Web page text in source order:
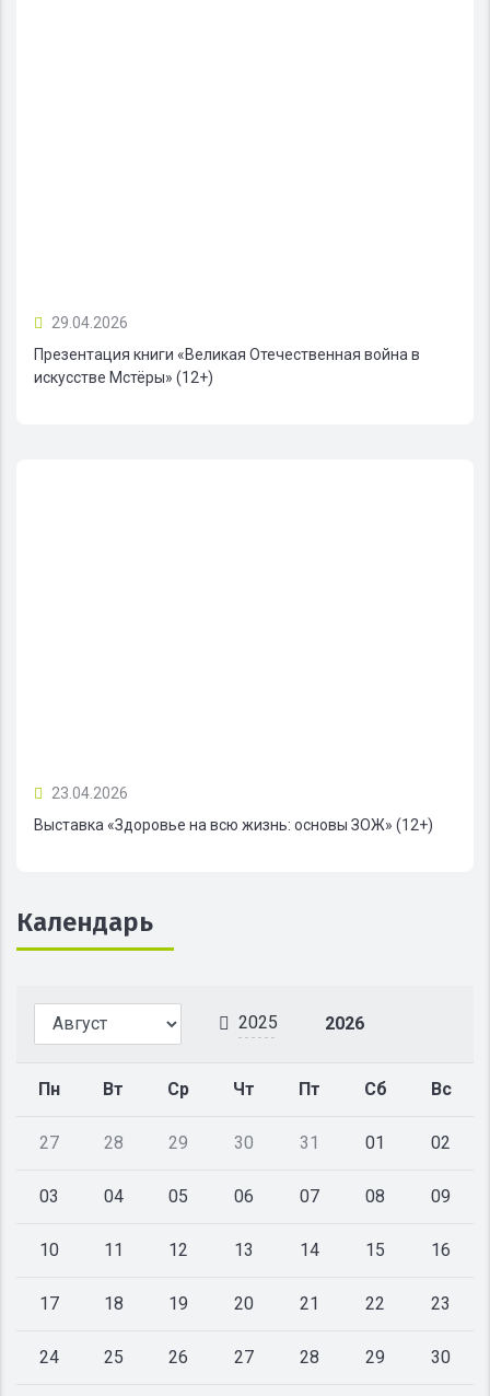
29.04.2026
Презентация книги «Великая Отечественная война в
искусстве Мстёры» (12+)
23.04.2026
Выставка «Здоровье на всю жизнь: основы ЗОЖ» (12+)
Календарь
2025 2026
Пн Вт Ср Чт Пт Сб Вс
27 28 29 30 31 01 02
03 04 05 06 07 08 09
10 11 12 13 14 15 16
17 18 19 20 21 22 23
24 25 26 27 28 29 30